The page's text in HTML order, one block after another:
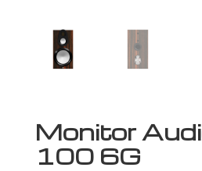
Monitor
100 6G